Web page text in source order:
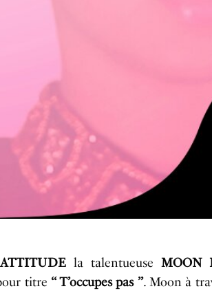
la talentueuseMOON
titre ‘‘ T’occupes pas ’’. Moon à